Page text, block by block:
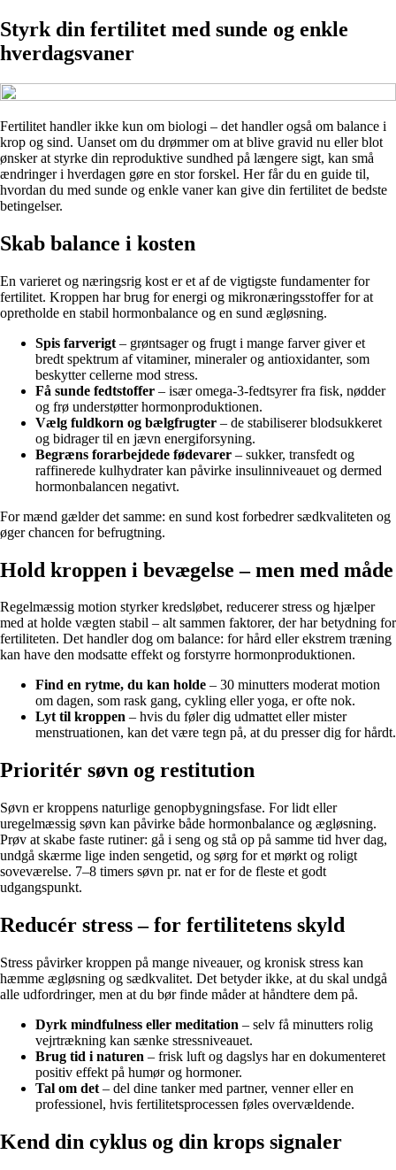
Styrk din fertilitet med sunde og enkle
hverdagsvaner
Fertilitet handler ikke kun om biologi – det handler også om balance i
krop og sind. Uanset om du drømmer om at blive gravid nu eller blot
ønsker at styrke din reproduktive sundhed på længere sigt, kan små
ændringer i hverdagen gøre en stor forskel. Her får du en guide til,
hvordan du med sunde og enkle vaner kan give din fertilitet de bedste
betingelser.
Skab balance i kosten
En varieret og næringsrig kost er et af de vigtigste fundamenter for
fertilitet. Kroppen har brug for energi og mikronæringsstoffer for at
opretholde en stabil hormonbalance og en sund ægløsning.
Spis farverigt – grøntsager og frugt i mange farver giver et
bredt spektrum af vitaminer, mineraler og antioxidanter, som
beskytter cellerne mod stress.
Få sunde fedtstoffer – især omega-3-fedtsyrer fra fisk, nødder
og frø understøtter hormonproduktionen.
Vælg fuldkorn og bælgfrugter – de stabiliserer blodsukkeret
og bidrager til en jævn energiforsyning.
Begræns forarbejdede fødevarer – sukker, transfedt og
raffinerede kulhydrater kan påvirke insulinniveauet og dermed
hormonbalancen negativt.
For mænd gælder det samme: en sund kost forbedrer sædkvaliteten og
øger chancen for befrugtning.
Hold kroppen i bevægelse – men med måde
Regelmæssig motion styrker kredsløbet, reducerer stress og hjælper
med at holde vægten stabil – alt sammen faktorer, der har betydning for
fertiliteten. Det handler dog om balance: for hård eller ekstrem træning
kan have den modsatte effekt og forstyrre hormonproduktionen.
Find en rytme, du kan holde – 30 minutters moderat motion
om dagen, som rask gang, cykling eller yoga, er ofte nok.
Lyt til kroppen – hvis du føler dig udmattet eller mister
menstruationen, kan det være tegn på, at du presser dig for hårdt.
Prioritér søvn og restitution
Søvn er kroppens naturlige genopbygningsfase. For lidt eller
uregelmæssig søvn kan påvirke både hormonbalance og ægløsning.
Prøv at skabe faste rutiner: gå i seng og stå op på samme tid hver dag,
undgå skærme lige inden sengetid, og sørg for et mørkt og roligt
soveværelse. 7–8 timers søvn pr. nat er for de fleste et godt
udgangspunkt.
Reducér stress – for fertilitetens skyld
Stress påvirker kroppen på mange niveauer, og kronisk stress kan
hæmme ægløsning og sædkvalitet. Det betyder ikke, at du skal undgå
alle udfordringer, men at du bør finde måder at håndtere dem på.
Dyrk mindfulness eller meditation – selv få minutters rolig
vejrtrækning kan sænke stressniveauet.
Brug tid i naturen – frisk luft og dagslys har en dokumenteret
positiv effekt på humør og hormoner.
Tal om det – del dine tanker med partner, venner eller en
professionel, hvis fertilitetsprocessen føles overvældende.
Kend din cyklus og din krops signaler